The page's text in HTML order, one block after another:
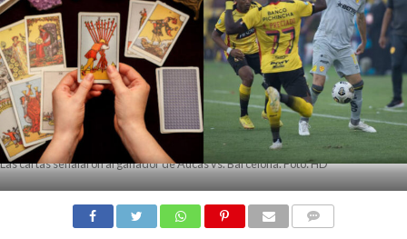
Las cartas señalaron al ganador de Aucas vs. Barcelona. Foto: HD